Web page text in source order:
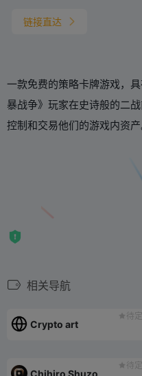
链接直达
一款免费的策略卡牌游戏，
暴战争》玩家在史诗般的二
控制和交易他们的游戏内资产
相关导航
待定
Crypto art
待定
Chihiro Shuzo